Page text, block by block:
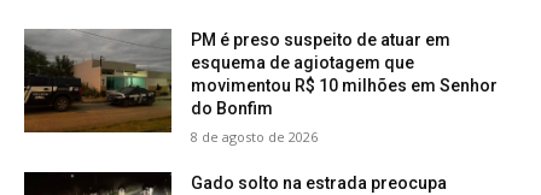
PM é preso suspeito de atuar em
esquema de agiotagem que
movimentou R$ 10 milhões em Senhor
do Bonfim
8 de agosto de 2026
Gado solto na estrada preocupa